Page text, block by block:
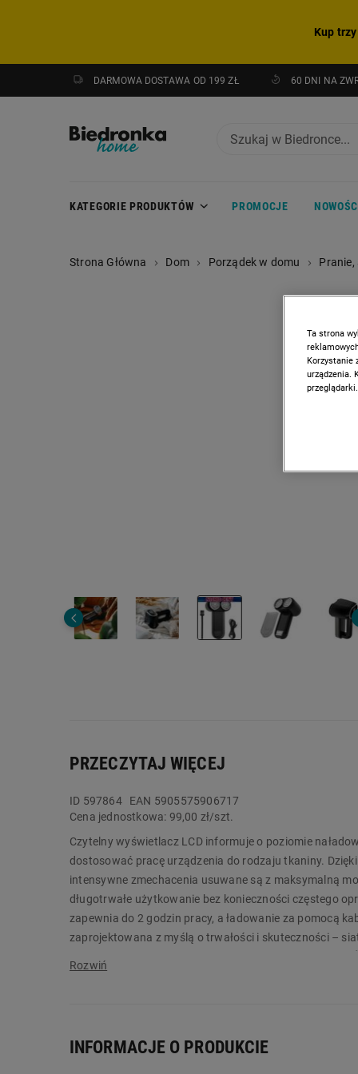
Kup
DARMOWA DOSTAWA OD 199 ZŁ 60 DNI NA
KATEGORIE PRODUKTÓW PROMOCJE
Strona Główna Dom Porządek w domu Pranie,
PRZECZYTAJ WIĘCEJ
ID 597864
EAN 5905575906717
Cena jednostkowa: 99,00 zł/szt.
Czytelny wyświetlacz LCD informuje o poziomie
dostosować pracę urządzenia do rodzaju tkaniny.
intensywne zmechacenia usuwane są z maksymalną
długotrwałe użytkowanie bez konieczności częstego
zapewnia do 2 godzin pracy, a ładowanie za pomocą
zaprojektowana z myślą o trwałości i skuteczności –
INFORMACJE O PRODUKCIE
Ta strona
Korzystanie
urządzenia.
przeglądarki.